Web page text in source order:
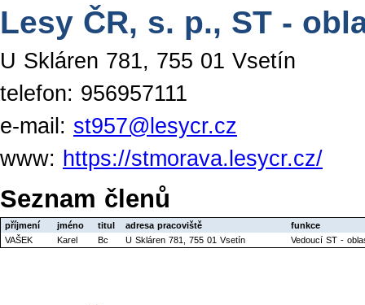
Lesy ČR, s. p., ST -
U Skláren 781, 755 01 Vsetín
telefon: 956957111
e-mail: st957@lesycr.cz
www: https://stmorava.lesycr.cz/
Seznam členů
příjmení jméno titul adresa pracoviště
funkce
VAŠEK
Karel Bc U Skláren 781, 755 01 Vsetín Vedoucí ST -